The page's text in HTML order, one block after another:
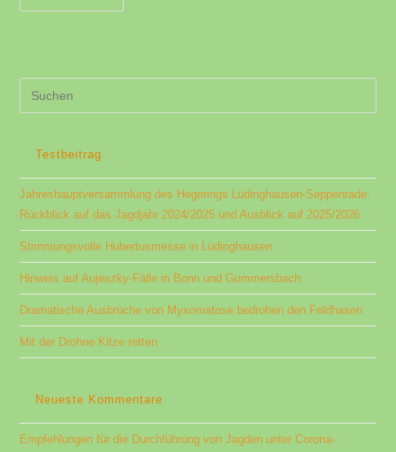
Für
the
Testbeitrag
Jahreshauptversammlung des Hegerings Lüdinghausen-Seppenrade:
Rückblick auf das Jagdjahr 2024/2025 und Ausblick auf 2025/2026
Stimmungsvolle Hubertusmesse in Lüdinghausen
Hinweis auf Aujeszky-Fälle in Bonn und Gummersbach
Dramatische Ausbrüche von Myxomatose bedrohen den Feldhasen
Mit der Drohne Kitze retten
Neueste Kommentare
Empfehlungen für die Durchführung von Jagden unter Corona-